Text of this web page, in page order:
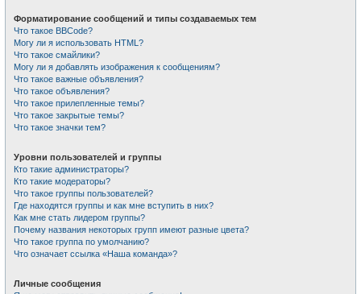
Форматирование сообщений и типы создаваемых тем
Что такое BBCode?
Могу ли я использовать HTML?
Что такое смайлики?
Могу ли я добавлять изображения к сообщениям?
Что такое важные объявления?
Что такое объявления?
Что такое прилепленные темы?
Что такое закрытые темы?
Что такое значки тем?
Уровни пользователей и группы
Кто такие администраторы?
Кто такие модераторы?
Что такое группы пользователей?
Где находятся группы и как мне вступить в них?
Как мне стать лидером группы?
Почему названия некоторых групп имеют разные цвета?
Что такое группа по умолчанию?
Что означает ссылка «Наша команда»?
Личные сообщения